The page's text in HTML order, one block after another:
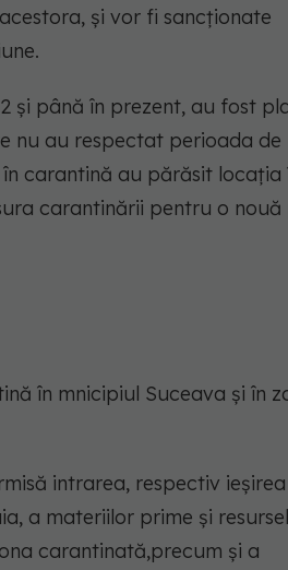
și vor fi sancționate
și până în prezent, au fost
nu au respectat perioada de
carantină au părăsit locația
carantinării pentru o nouă
în mnicipiul Suceava și în
intrarea, respectiv
a materiilor prime și
carantinată,precum și a